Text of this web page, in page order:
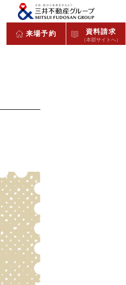
来場予約 資料請求
（本部サイトへ）